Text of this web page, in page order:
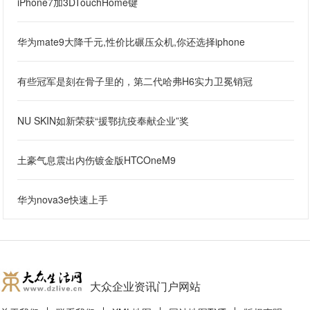
华为mate9大降千元,性价比碾压众机,你还选择iphone
有些冠军是刻在骨子里的，第二代哈弗H6实力卫冕销冠
NU SKIN如新荣获“援鄂抗疫奉献企业”奖
土豪气息震出内伤镀金版HTCOneM9
华为nova3e快速上手
大众企业资讯门户网站